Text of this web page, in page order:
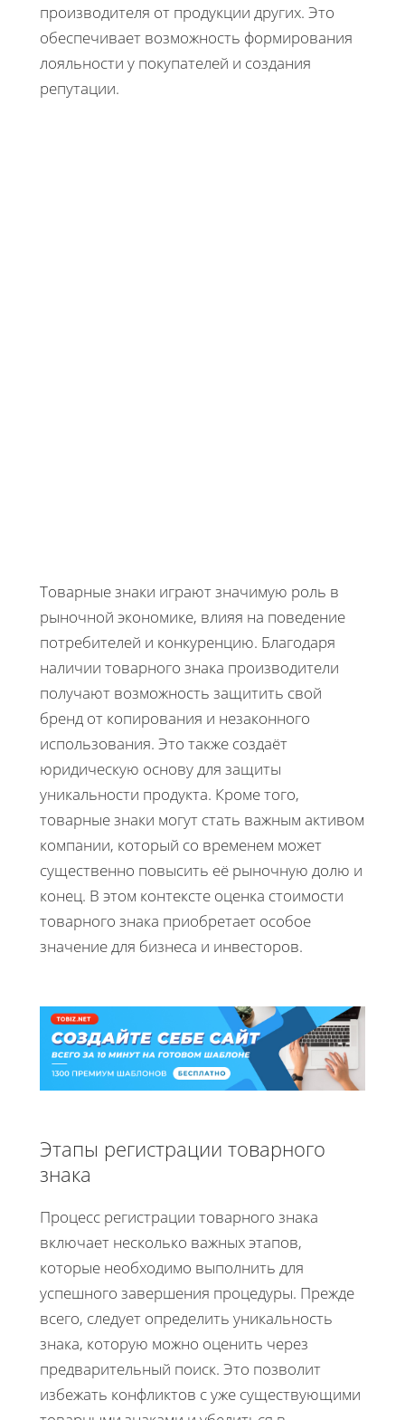
производителя от продукции других. Это
обеспечивает возможность формирования
лояльности у покупателей и создания
репутации.
Товарные знаки играют значимую роль в
рыночной экономике, влияя на поведение
потребителей и конкуренцию. Благодаря
наличии товарного знака производители
получают возможность защитить свой
бренд от копирования и незаконного
использования. Это также создаёт
юридическую основу для защиты
уникальности продукта. Кроме того,
товарные знаки могут стать важным активом
компании, который со временем может
существенно повысить её рыночную долю и
конец. В этом контексте оценка стоимости
товарного знака приобретает особое
значение для бизнеса и инвесторов.
Этапы регистрации товарного
знака
Процесс регистрации товарного знака
включает несколько важных этапов,
которые необходимо выполнить для
успешного завершения процедуры. Прежде
всего, следует определить уникальность
знака, которую можно оценить через
предварительный поиск. Это позволит
избежать конфликтов с уже существующими